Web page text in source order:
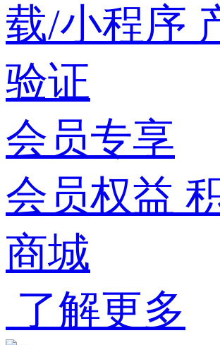
载/小程序
验证
会员专享
会员权益
商城
了解更多